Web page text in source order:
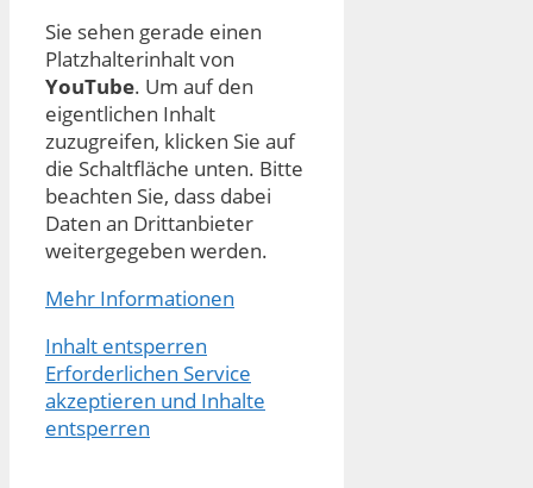
Sie sehen gerade einen
Platzhalterinhalt von
YouTube. Um auf den
eigentlichen Inhalt
zuzugreifen, klicken Sie auf
die Schaltfläche unten. Bitte
beachten Sie, dass dabei
Daten an Drittanbieter
weitergegeben werden.
Mehr Informationen
Inhalt entsperren
Erforderlichen Service
akzeptieren und Inhalte
entsperren